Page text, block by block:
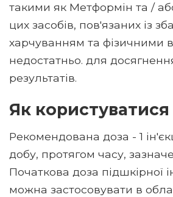
такими як Метформін та /
цих засобів, пов'язаних із
харчуванням та фізичними
недостатньо. для
результатів.
Як користуватися
Рекомендована доза - 1
добу, протягом часу,
Початкова доза підшкірної
можна застосовувати в